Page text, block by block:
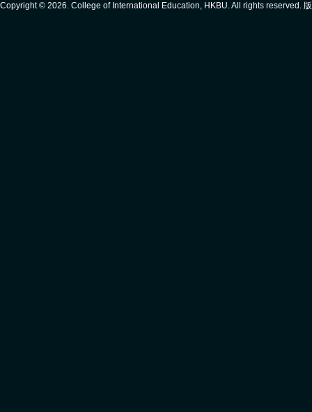
Copyright © 2026. College of International Education, HKBU. All rights reserved.